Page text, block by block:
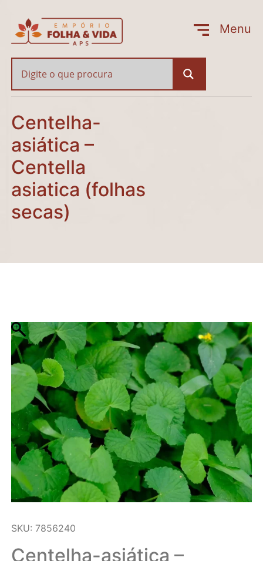
Menu
Fechar
Centelha-asiática –
Centelha-
asiática –
Centella
asiatica (folhas
secas)
SKU: 7856240
Centelha-asiática –